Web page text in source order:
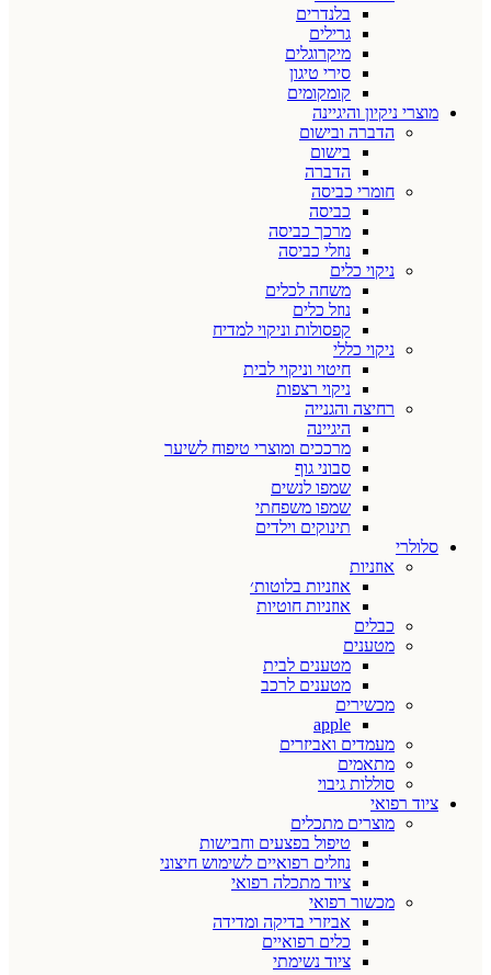
בלנדרים
גרילים
מיקרוגלים
סירי טיגון
קומקומים
מוצרי ניקיון והיגיינה
הדברה ובישום
בישום
הדברה
חומרי כביסה
כביסה
מרכך כביסה
נוזלי כביסה
ניקוי כלים
משחה לכלים
נוזל כלים
קפסולות וניקוי למדיח
ניקוי כללי
חיטוי וניקוי לבית
ניקוי רצפות
רחיצה והגנייה
היגיינה
מרככים ומוצרי טיפוח לשיער
סבוני גוף
שמפו לנשים
שמפו משפחתי
תינוקים וילדים
סלולרי
אוזניות
אוזניות בלוטות׳
אוזניות חוטיות
כבלים
מטענים
מטענים לבית
מטענים לרכב
מכשירים
apple
מעמדים ואביזרים
מתאמים
סוללות גיבוי
ציוד רפואי
מוצרים מתכלים
טיפול בפצעים וחבישות
נוזלים רפואיים לשימוש חיצוני
ציוד מתכלה רפואי
מכשור רפואי
אביזרי בדיקה ומדידה
כלים רפואיים
ציוד נשימתי